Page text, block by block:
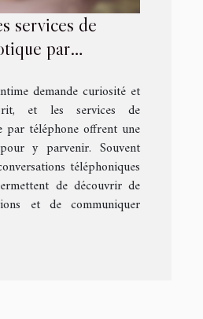
services de
par
?
demande curiosité et
et les services de
par téléphone offrent une
y parvenir. Souvent
téléphoniques
de découvrir de
et de communiquer